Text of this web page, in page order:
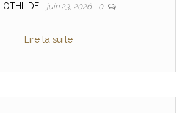
juin 23, 2026 0
Lire la suite